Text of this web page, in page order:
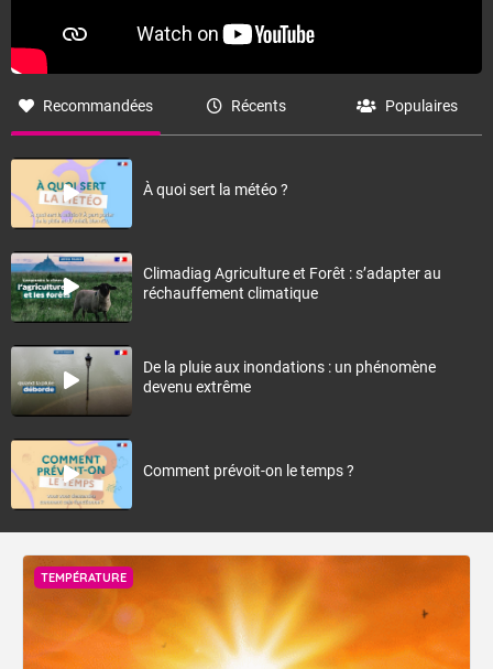
Recommandées Récents Populaires
À quoi sert la météo ?
Climadiag Agriculture et Forêt : s’adapter au
réchauffement climatique
De la pluie aux inondations : un phénomène
devenu extrême
Comment prévoit-on le temps ?
TEMPÉRATURE